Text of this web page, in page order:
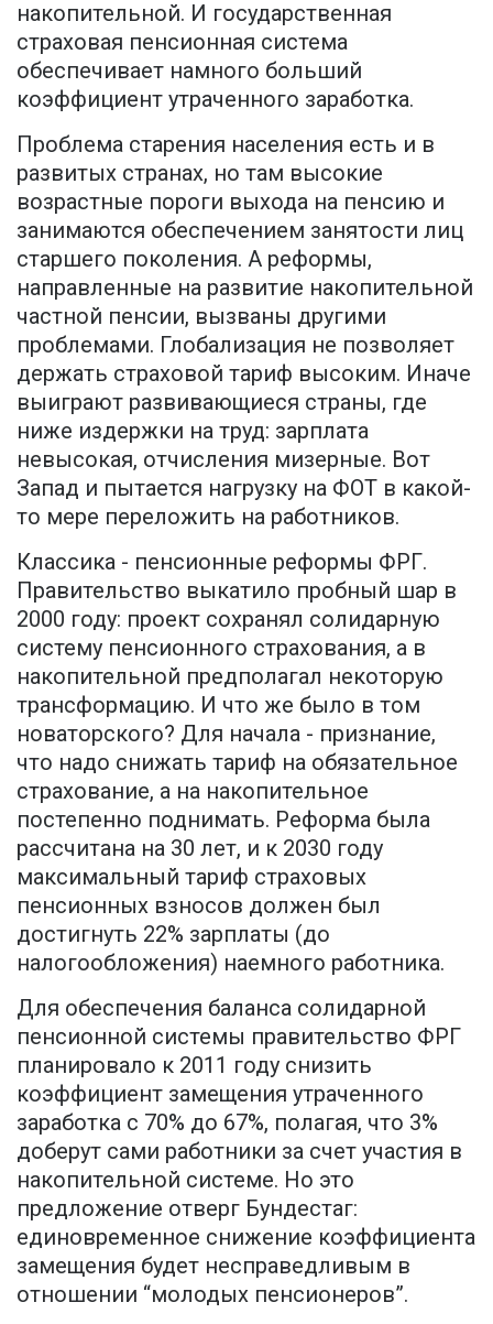
накопительной. И государственная
страховая пенсионная система
обеспечивает намного больший
коэффициент утраченного заработка.
Проблема старения населения есть и в
развитых странах, но там высокие
возрастные пороги выхода на пенсию и
занимаются обеспечением занятости лиц
старшего поколения. А реформы,
направленные на развитие накопительной
частной пенсии, вызваны другими
проблемами. Глобализация не позволяет
держать страховой тариф высоким. Иначе
выиграют развивающиеся страны, где
ниже издержки на труд: зарплата
невысокая, отчисления мизерные. Вот
Запад и пытается нагрузку на ФОТ в какой-
то мере переложить на работников.
Классика - пенсионные реформы ФРГ.
Правительство выкатило пробный шар в
2000 году: проект сохранял солидарную
систему пенсионного страхования, а в
накопительной предполагал некоторую
трансформацию. И что же было в том
новаторского? Для начала - признание,
что надо снижать тариф на обязательное
страхование, а на накопительное
постепенно поднимать. Реформа была
рассчитана на 30 лет, и к 2030 году
максимальный тариф страховых
пенсионных взносов должен был
достигнуть 22% зарплаты (до
налогообложения) наемного работника.
Для обеспечения баланса солидарной
пенсионной системы правительство ФРГ
планировало к 2011 году снизить
коэффициент замещения утраченного
заработка с 70% до 67%, полагая, что 3%
доберут сами работники за счет участия в
накопительной системе. Но это
предложение отверг Бундестаг:
единовременное снижение коэффициента
замещения будет несправедливым в
отношении “молодых пенсионеров”.